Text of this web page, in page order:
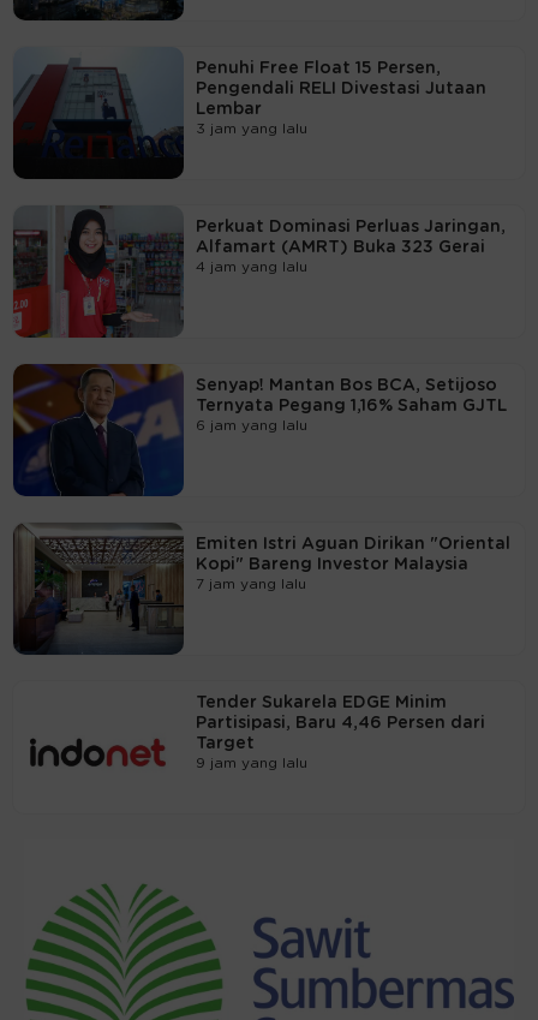
Penuhi Free Float 15 Persen,
Pengendali RELI Divestasi Jutaan
Lembar
3 jam yang lalu
Perkuat Dominasi Perluas Jaringan,
Alfamart (AMRT) Buka 323 Gerai
4 jam yang lalu
Senyap! Mantan Bos BCA, Setijoso
Ternyata Pegang 1,16% Saham GJTL
6 jam yang lalu
Emiten Istri Aguan Dirikan "Oriental
Kopi" Bareng Investor Malaysia
7 jam yang lalu
Tender Sukarela EDGE Minim
Partisipasi, Baru 4,46 Persen dari
Target
9 jam yang lalu